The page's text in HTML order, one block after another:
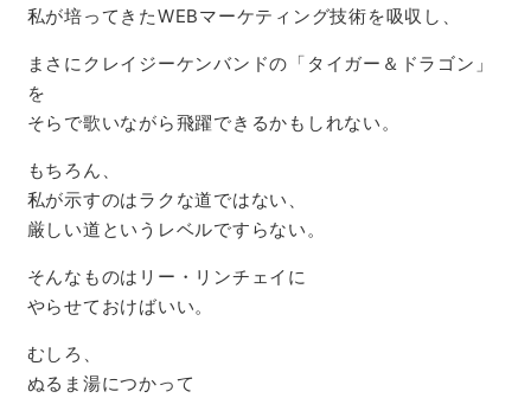
私が培ってきたWEBマーケティング技術を吸収し、
まさにクレイジーケンバンドの「タイガー＆ドラゴン」
を
そらで歌いながら飛躍できるかもしれない。
もちろん、
私が示すのはラクな道ではない、
厳しい道というレベルですらない。
そんなものはリー・リンチェイに
やらせておけばいい。
むしろ、
ぬるま湯につかって